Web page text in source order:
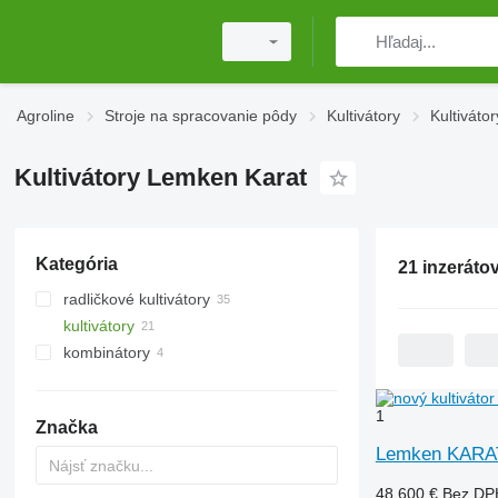
Agroline Stroje na spracovanie pôdy Kultivátory
Kultivátory Lemken Karat
Kategória
radličkové kultivátory
kultivátory
kombinátory
Značka
21
1
Lemken
48 600 € Bez